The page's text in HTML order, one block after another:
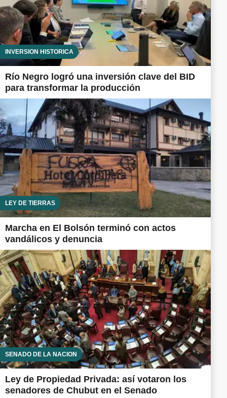
INVERSIÓN HISTÓRICA
Río Negro logró una inversión clave del BID
para transformar la producción
LEY DE TIERRAS
Marcha en El Bolsón terminó con actos
vandálicos y denuncia
SENADO DE LA NACIÓN
Ley de Propiedad Privada: así votaron los
senadores de Chubut en el Senado